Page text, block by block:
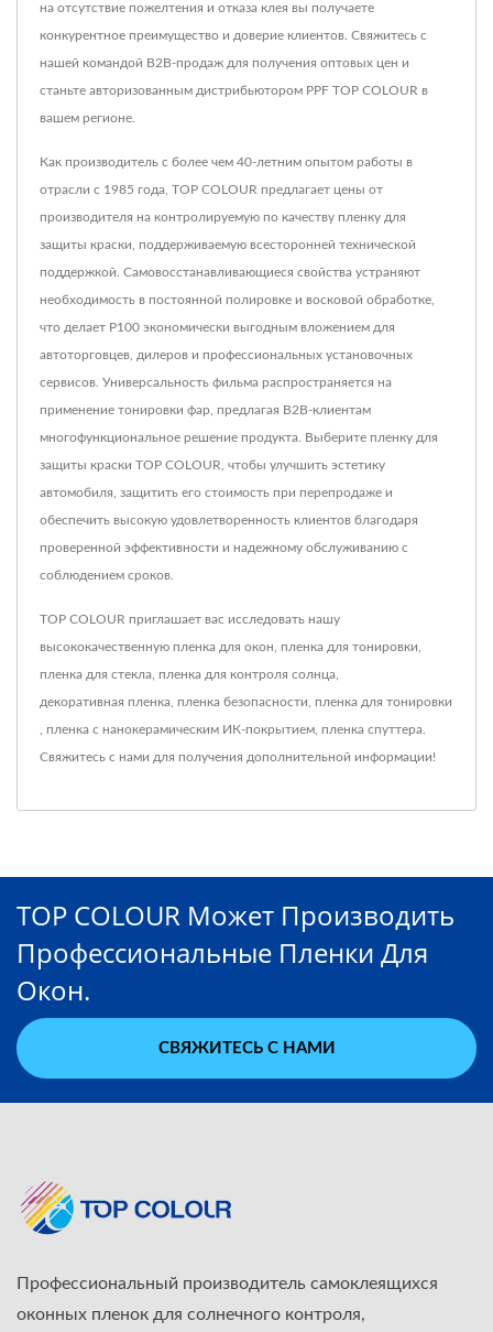
на отсутствие пожелтения и отказа клея вы получаете
конкурентное преимущество и доверие клиентов. Свяжитесь с
нашей командой B2B-продаж для получения оптовых цен и
станьте авторизованным дистрибьютором PPF TOP COLOUR в
вашем регионе.
Как производитель с более чем 40-летним опытом работы в
отрасли с 1985 года, TOP COLOUR предлагает цены от
производителя на контролируемую по качеству пленку для
защиты краски, поддерживаемую всесторонней технической
поддержкой. Самовосстанавливающиеся свойства устраняют
необходимость в постоянной полировке и восковой обработке,
что делает P100 экономически выгодным вложением для
автоторговцев, дилеров и профессиональных установочных
сервисов. Универсальность фильма распространяется на
применение тонировки фар, предлагая B2B-клиентам
многофункциональное решение продукта. Выберите пленку для
защиты краски TOP COLOUR, чтобы улучшить эстетику
автомобиля, защитить его стоимость при перепродаже и
обеспечить высокую удовлетворенность клиентов благодаря
проверенной эффективности и надежному обслуживанию с
соблюдением сроков.
TOP COLOUR приглашает вас исследовать нашу
высококачественную пленка для окон пленка для тонировки
пленка для стекла пленка для контроля солнца
декоративная пленка пленка безопасности пленка для тонировки
пленка с нанокерамическим ИК-покрытием пленка спуттера
Свяжитесь с нами для получения дополнительной информации!
TOP COLOUR Может Производить
Профессиональные Пленки Для
Окон.
СВЯЖИТЕСЬ С НАМИ
Профессиональный производитель самоклеящихся
оконных пленок для солнечного контроля,